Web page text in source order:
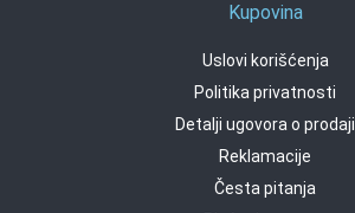
Kupovina
Uslovi korišćenja
Politika privatnosti
Detalji ugovora o prodaji
Reklamacije
Česta pitanja